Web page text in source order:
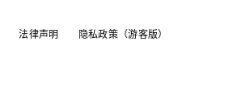
法律声明 隐私政策（游客版）